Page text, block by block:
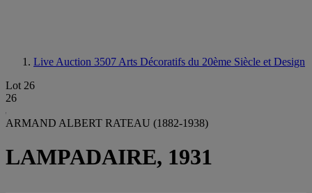
Live Auction 3507 Arts Décoratifs du 20ème Siècle et Design
Lot 26
26
ARMAND ALBERT RATEAU (1882-1938)
LAMPADAIRE, 1931